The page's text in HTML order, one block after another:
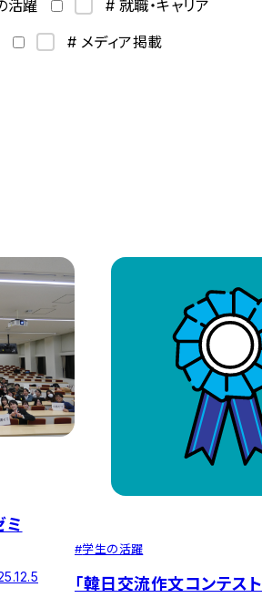
活躍
# 就職・キャリア
# メディア掲載
#学生の活躍
「韓日交流作文コンテスト